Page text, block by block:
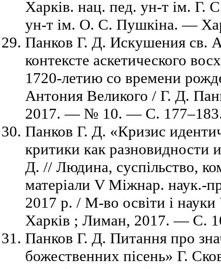
Харків. нац. пед. ун-т ім. Г.
ун-т ім. О. С. Пушкіна. —
Панков Г. Д. Искушения св.
контексте аскетического
1720-летию со времени
Антония Великого / Г. Д.
2017. — № 10. — C.
Панков Г. Д. «Кризис
критики как разновидности
Д. // Людина, суспільство,
матеріали V Міжнар. наук.-
2017 р. / М-во освіти і
Харків ; Лиман, 2017. — C.
Панков Г. Д. Питання про
божественних пісень» Г.